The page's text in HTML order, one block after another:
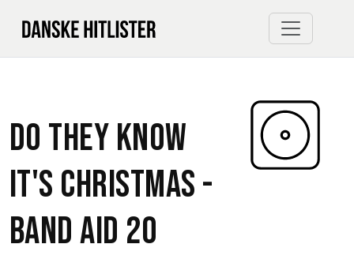
Do They Know
It's Christmas -
Band Aid 20